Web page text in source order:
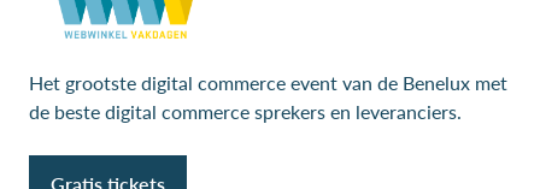
Het grootste digital commerce event van de Benelux met
de beste digital commerce sprekers en leveranciers.
Gratis tickets